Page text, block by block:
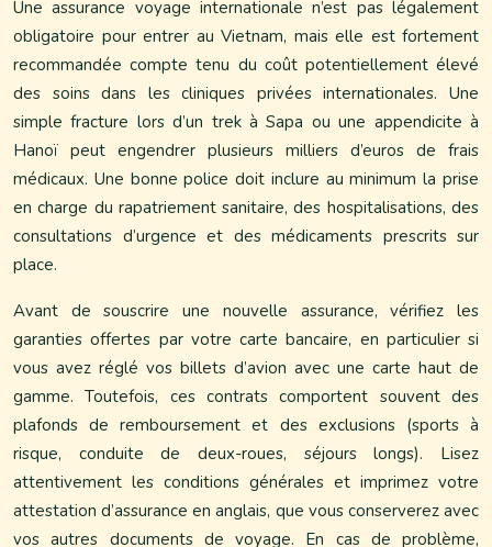
Une assurance voyage internationale n’est pas légalement
obligatoire pour entrer au Vietnam, mais elle est fortement
recommandée compte tenu du coût potentiellement élevé
des soins dans les cliniques privées internationales. Une
simple fracture lors d’un trek à Sapa ou une appendicite à
Hanoï peut engendrer plusieurs milliers d’euros de frais
médicaux. Une bonne police doit inclure au minimum la prise
en charge du rapatriement sanitaire, des hospitalisations, des
consultations d’urgence et des médicaments prescrits sur
place.
Avant de souscrire une nouvelle assurance, vérifiez les
garanties offertes par votre carte bancaire, en particulier si
vous avez réglé vos billets d’avion avec une carte haut de
gamme. Toutefois, ces contrats comportent souvent des
plafonds de remboursement et des exclusions (sports à
risque, conduite de deux-roues, séjours longs). Lisez
attentivement les conditions générales et imprimez votre
attestation d’assurance en anglais, que vous conserverez avec
vos autres documents de voyage. En cas de problème,